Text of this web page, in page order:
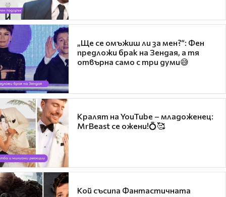
„Ще се омъжиш ли за мен?“: Фен
предложи брак на Зендая, а тя
отвърна само с три думи😅
Кралят на YouTube – младоженец:
MrBeast се ожени!💍🥰
Кой съсипа Фантастичната